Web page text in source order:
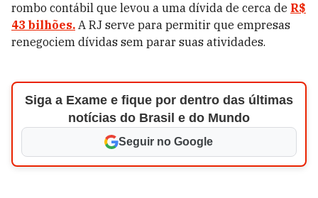
rombo contábil que levou a uma dívida de cerca de R$
43 bilhões. A RJ serve para permitir que empresas
renegociem dívidas sem parar suas atividades.
Siga a Exame e fique por dentro das últimas
notícias do Brasil e do Mundo
Seguir no Google